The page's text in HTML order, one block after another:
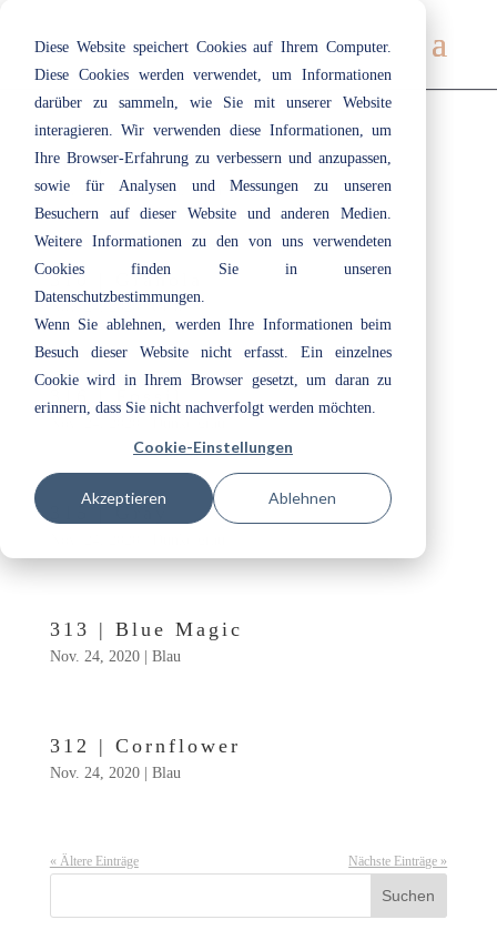
Diese Website speichert Cookies auf Ihrem Computer.
Diese Cookies werden verwendet, um Informationen
darüber zu sammeln, wie Sie mit unserer Website
interagieren. Wir verwenden diese Informationen, um
Ihre Browser-Erfahrung zu verbessern und anzupassen,
sowie für Analysen und Messungen zu unseren
Besuchern auf dieser Website und anderen Medien.
Weitere Informationen zu den von uns verwendeten
Cookies finden Sie in unseren
Datenschutzbestimmungen.
Wenn Sie ablehnen, werden Ihre Informationen beim
Besuch dieser Website nicht erfasst. Ein einzelnes
Cookie wird in Ihrem Browser gesetzt, um daran zu
erinnern, dass Sie nicht nachverfolgt werden möchten.
Cookie-Einstellungen
Akzeptieren Ablehnen
307 | Fern
Nov. 24, 2020|Blau Grün
310 | Granola
Nov. 24, 2020|Gelb
316 | Fossil
315 | Gray
313 | Blue Magic
Nov. 24, 2020| Blau
312 | Cornflower
Nov. 24, 2020| Blau
« Ältere Einträge Nächste Einträge »